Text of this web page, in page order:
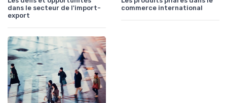
dans le secteur de l'import-
export
commerce international